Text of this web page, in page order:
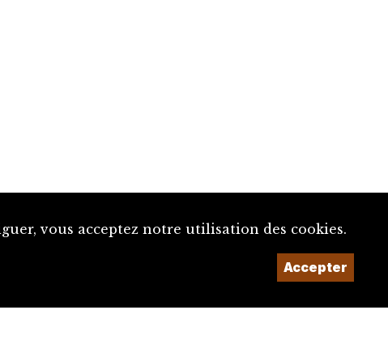
vous acceptez notre utilisation des cookies.
Accepter